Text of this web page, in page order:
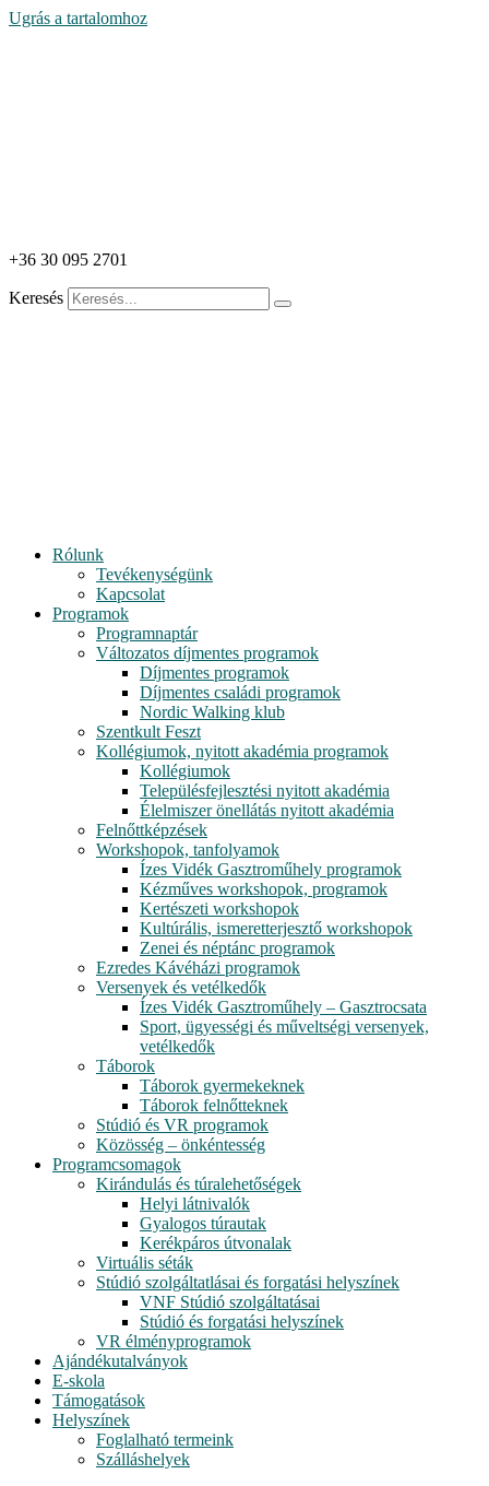
Ugrás a tartalomhoz
+36 30 095 2701
Keresés
Rólunk
Tevékenységünk
Kapcsolat
Programok
Programnaptár
Változatos díjmentes programok
Díjmentes programok
Díjmentes családi programok
Nordic Walking klub
Szentkult Feszt
Kollégiumok, nyitott akadémia programok
Kollégiumok
Településfejlesztési nyitott akadémia
Élelmiszer önellátás nyitott akadémia
Felnőttképzések
Workshopok, tanfolyamok
Ízes Vidék Gasztroműhely programok
Kézműves workshopok, programok
Kertészeti workshopok
Kultúrális, ismeretterjesztő workshopok
Zenei és néptánc programok
Ezredes Kávéházi programok
Versenyek és vetélkedők
Ízes Vidék Gasztroműhely – Gasztrocsata
Sport, ügyességi és műveltségi versenyek,
vetélkedők
Táborok
Táborok gyermekeknek
Táborok felnőtteknek
Stúdió és VR programok
Közösség – önkéntesség
Programcsomagok
Kirándulás és túralehetőségek
Helyi látnivalók
Gyalogos túrautak
Kerékpáros útvonalak
Virtuális séták
Stúdió szolgáltatlásai és forgatási helyszínek
VNF Stúdió szolgáltatásai
Stúdió és forgatási helyszínek
VR élményprogramok
Ajándékutalványok
E-skola
Támogatások
Helyszínek
Foglalható termeink
Szálláshelyek